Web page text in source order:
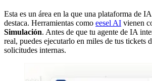
Esta es un área en la que una plataforma de
destaca. Herramientas como eesel AI vienen
Simulación. Antes de que tu agente de IA
real, puedes ejecutarlo en miles de tus tickets
solicitudes internas.